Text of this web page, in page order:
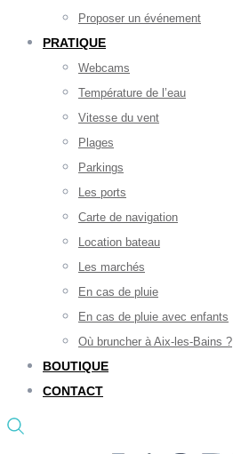
Proposer un événement
PRATIQUE
Webcams
Température de l’eau
Vitesse du vent
Plages
Parkings
Les ports
Carte de navigation
Location bateau
Les marchés
En cas de pluie
En cas de pluie avec enfants
Où bruncher à Aix-les-Bains ?
BOUTIQUE
CONTACT